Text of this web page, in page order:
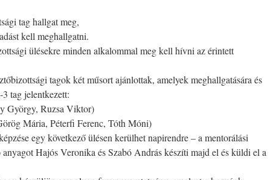
tag hallgat meg,
kell meghallgatni.
ülésekre minden alkalommal meg kell hívni az érintett
tagok két műsort ajánlottak, amelyek meghallgatására és
tag jelentkezett:
György, Ruzsa Viktor)
Mária, Péterfi Ferenc, Tóth Móni)
egy következő ülésen kerülhet napirendre – a mentorálási
anyagot Hajós Veronika és Szabó András készíti majd el és küldi el a